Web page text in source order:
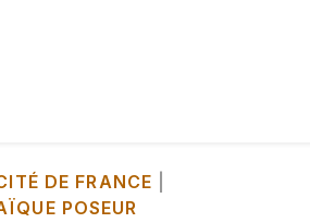
DE FRANCE
POSEUR